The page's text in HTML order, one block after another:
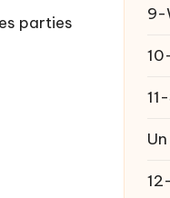
parties
9-